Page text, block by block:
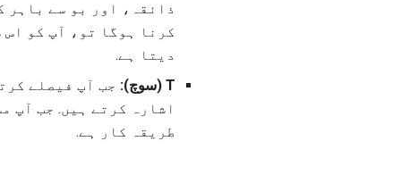
ذائقہ، اور بو سے باہر
کرنا ہوگا تو، آپ کو
دیتا ہے.
T (سوچ):
جب آپ فیصلے
اشارہ کرتے ہیں. جب آپ
طریقہ کار ہے.